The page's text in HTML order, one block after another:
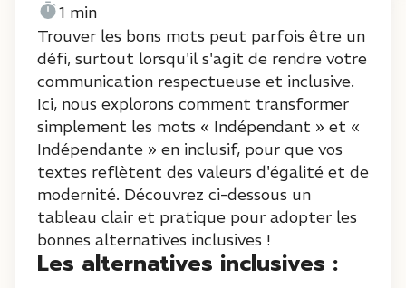
1 min
Trouver les bons mots peut parfois être un
défi, surtout lorsqu'il s'agit de rendre votre
communication respectueuse et inclusive.
Ici, nous explorons comment transformer
simplement les mots « Indépendant » et «
Indépendante » en inclusif, pour que vos
textes reflètent des valeurs d'égalité et de
modernité. Découvrez ci-dessous un
tableau clair et pratique pour adopter les
bonnes alternatives inclusives !
Les alternatives inclusives :